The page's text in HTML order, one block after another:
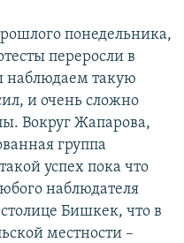
понедельника,
переросли в
такую
и очень сложно
Вокруг Жапарова,
группа
успех пока что
наблюдателя
Бишкек, что в
местности –